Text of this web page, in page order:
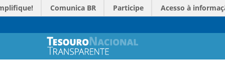
Comunica BR Participe Acesso à